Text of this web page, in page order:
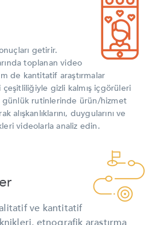
getirir.
toplanan video
de kantitatif araştırmalar
gizli kalmış içgörüleri
günlük rutinlerinde ürün/hizmet
alışkanlıklarını, duygularını ve
videolarla analiz edin.
ve kantitatif